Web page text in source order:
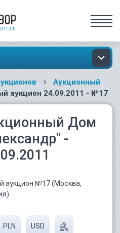
Аукционный
аукцион 24.09.2011 - №17
Дом
-
аукцион №17 (Москва,
PLN USD